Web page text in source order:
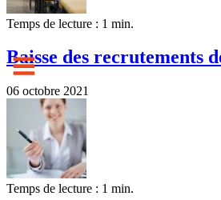
Temps de lecture : 1 min.
Baisse des recrutements
06 octobre 2021
Temps de lecture : 1 min.